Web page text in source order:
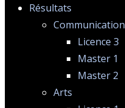
Résultats
Communication
Licence 3
Master 1
Master 2
Arts